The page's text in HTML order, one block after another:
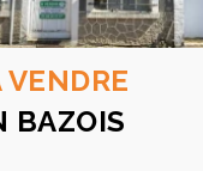
BAZOIS